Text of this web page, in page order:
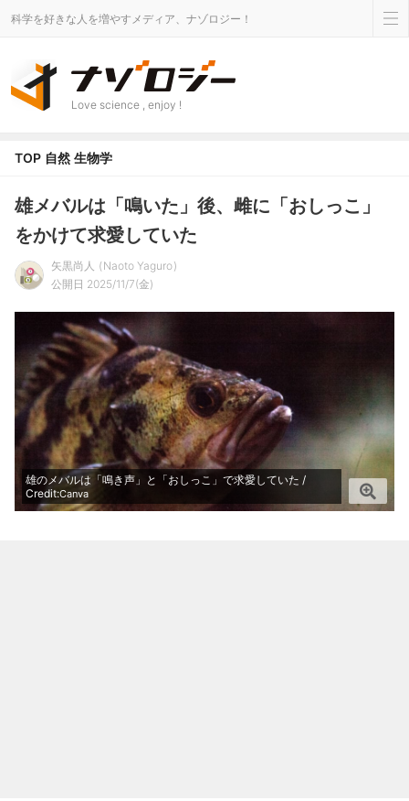
科学を好きな人を増やすメディア、ナゾロジー！
Love science , enjoy !
TOP 自然 生物学
雄メバルは「鳴いた」後、雌に「おしっこ」
をかけて求愛していた
矢黒尚人
Naoto Yaguro
公開日 2025/11/7(金)
雄のメバルは「鳴き声」と「おしっこ」で求愛していた /
Credit:Canva